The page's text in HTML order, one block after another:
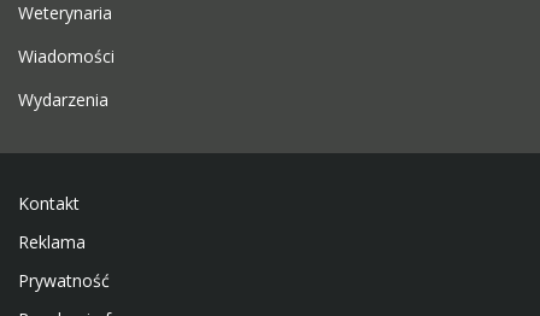
Weterynaria
Wiadomości
Wydarzenia
Kontakt
Reklama
Prywatność